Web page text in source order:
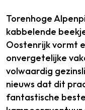
Torenhoge
kabbelende
Oostenrijk vormt
onvergetelijke
volwaardig
nieuws dat dit
fantastische